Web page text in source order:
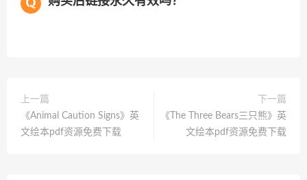
上一篇
《Animal Caution Signs》英
文绘本pdf资源免费下载
下一篇
《The Three Bears三只熊》英
文绘本pdf资源免费下载